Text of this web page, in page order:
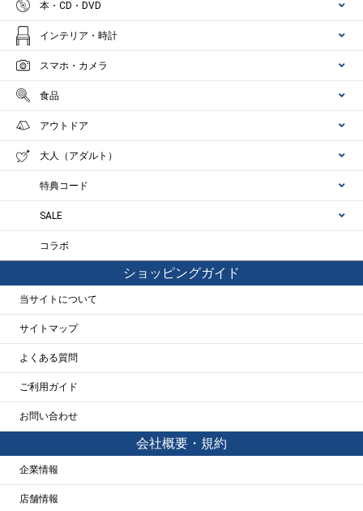
本・CD・DVD
インテリア・時計
スマホ・カメラ
食品
アウトドア
大人（アダルト）
特典コード
SALE
コラボ
ショッピングガイド
当サイトについて
サイトマップ
よくある質問
ご利用ガイド
お問い合わせ
会社概要・規約
企業情報
店舗情報